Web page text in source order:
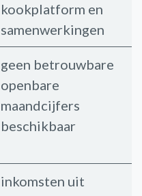
kookplatform en
samenwerkingen
geen betrouwbare
openbare
maandcijfers
beschikbaar
inkomsten uit